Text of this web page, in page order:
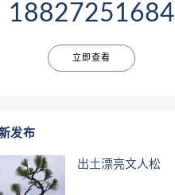
18827251684
立即查看
发布
出土漂亮文人松